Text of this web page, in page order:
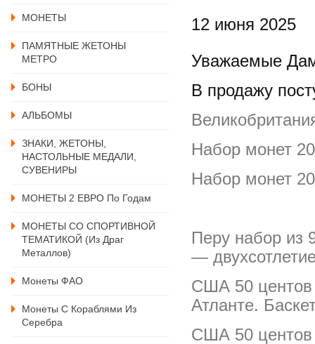
MОНЕТЫ
ПАМЯТНЫЕ ЖЕТОНЫ
МЕТРО
БОНЫ
АЛЬБОМЫ
ЗНАКИ, ЖЕТОНЫ,
НАСТОЛЬНЫЕ МЕДАЛИ,
СУВЕНИРЫ
МОНЕТЫ 2 ЕВРО По Годам
МОНЕТЫ СО СПОРТИВНОЙ
ТЕМАТИКОЙ (из Драг
Металлов)
Монеты ФАО
Монеты С Кораблями Из
Серебра
12 июня 2025
Уважаемые
В продажу
Набор монет
Набор монет
Перу набор из
—
США 50 центов
Атланте.
США 50 центов